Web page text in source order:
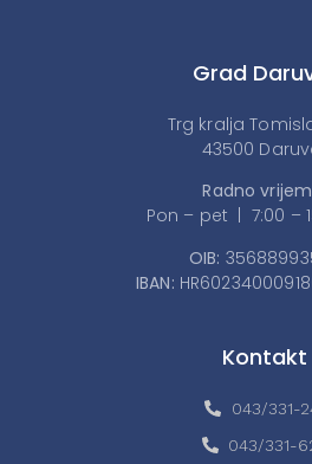
Grad
Trg kralja
43500
Radno
Pon – pet | 7:00 –
OIB:
IBAN:
Kontakt
043/331-
043/331-